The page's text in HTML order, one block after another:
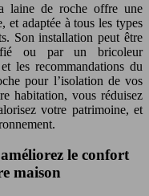
laine de roche offre une
et adaptée à tous les types
Son installation peut être
ou par un bricoleur
les recommandations du
pour l’isolation de vos
habitation, vous réduisez
votre patrimoine, et
le confort
maison